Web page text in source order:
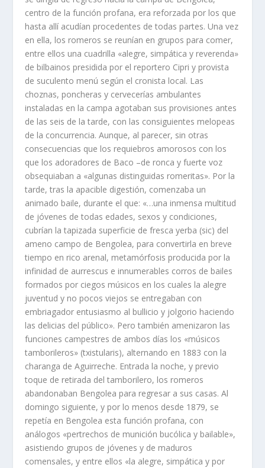
centro de la función profana, era reforzada por los que
hasta allí­ acudí­an procedentes de todas partes. Una vez
en ella, los romeros se reuní­an en grupos para comer,
entre ellos una cuadrilla «alegre, simpática y reverenda»
de bilbainos presidida por el reportero Cipri y provista
de suculento menú según el cronista local. Las
choznas, poncheras y cervecerí­as ambulantes
instaladas en la campa agotaban sus provisiones antes
de las seis de la tarde, con las consiguientes melopeas
de la concurrencia. Aunque, al parecer, sin otras
consecuencias que los requiebros amorosos con los
que los adoradores de Baco –de ronca y fuerte voz
obsequiaban a «algunas distinguidas romeritas». Por la
tarde, tras la apacible digestión, comenzaba un
animado baile, durante el que: «…una inmensa multitud
de jóvenes de todas edades, sexos y condiciones,
cubrí­an la tapizada superficie de fresca yerba (sic) del
ameno campo de Bengolea, para convertirla en breve
tiempo en rico arenal, metamórfosis producida por la
infinidad de aurrescus e innumerables corros de bailes
formados por ciegos músicos en los cuales la alegre
juventud y no pocos viejos se entregaban con
embriagador entusiasmo al bullicio y jolgorio haciendo
las delicias del público». Pero también amenizaron las
funciones campestres de ambos dí­as los «músicos
tamborileros» (txistularis), alternando en 1883 con la
charanga de Aguirreche. Entrada la noche, y previo
toque de retirada del tamborilero, los romeros
abandonaban Bengolea para regresar a sus casas. Al
domingo siguiente, y por lo menos desde 1879, se
repetí­a en Bengolea esta función profana, con
análogos «pertrechos de munición bucólica y bailable»,
asistiendo grupos de jóvenes y de maduros
comensales, y entre ellos «la alegre, simpática y por